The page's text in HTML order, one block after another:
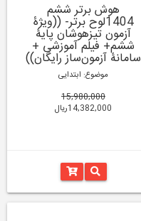
هوش برتر ششم
1404لوح برتر- ((ویژۀ
آزمون تیزهوشان پایۀ
ششم+ فیلم آموزشی +
سامانۀ آزمون‌ساز رایگان))
موضوع: ابتدایی
15,980,000
14,382,000ریال